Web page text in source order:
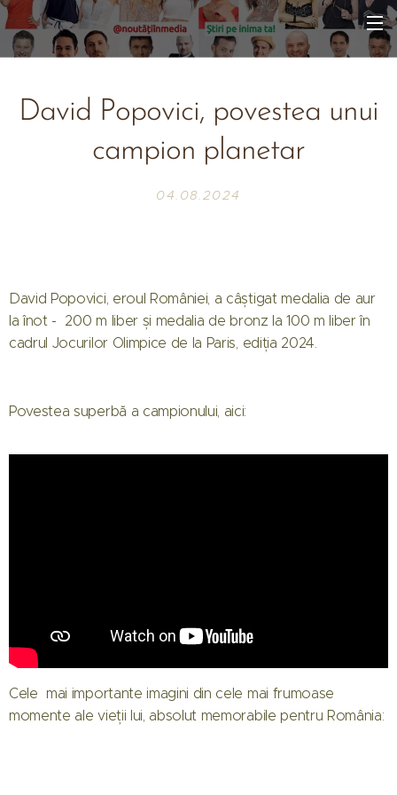
David Popovici, povestea unui
campion planetar
04.08.2024
David Popovici, eroul României, a câștigat medalia de aur
la înot - 200 m liber și medalia de bronz la 100 m liber în
cadrul Jocurilor Olimpice de la Paris, ediția 2024.
Povestea superbă a campionului, aici:
Cele mai importante imagini din cele mai frumoase
momente ale vieții lui, absolut memorabile pentru România: